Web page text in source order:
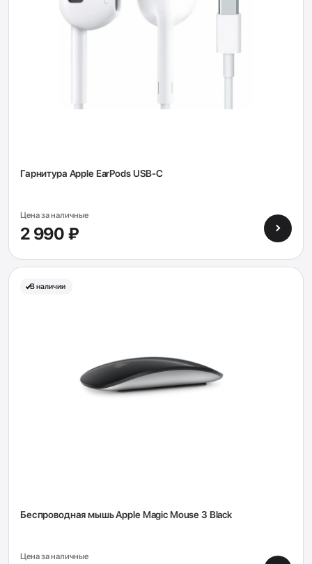
Гарнитура Apple EarPods USB-C
Цена за наличные
2 990 ₽
В наличии
Беспроводная мышь Apple Magic Mouse 3 Black
Цена за наличные